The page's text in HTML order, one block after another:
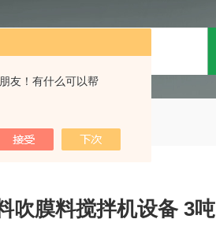
友！有什么可以帮
吹膜料搅拌机设备 3